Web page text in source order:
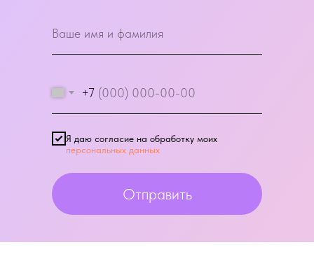
+7
Я даю согласие на обработку моих
персональных данных
Отправить